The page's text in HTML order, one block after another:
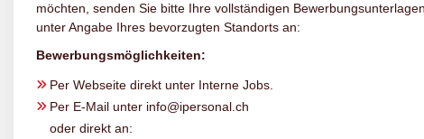
möchten, senden Sie bitte Ihre vollständigen
unter Angabe Ihres bevorzugten Standorts an:
Bewerbungsmöglichkeiten:
Per Webseite direkt unter Interne Jobs.
Per E-Mail unter info@ipersonal.ch
oder direkt an: